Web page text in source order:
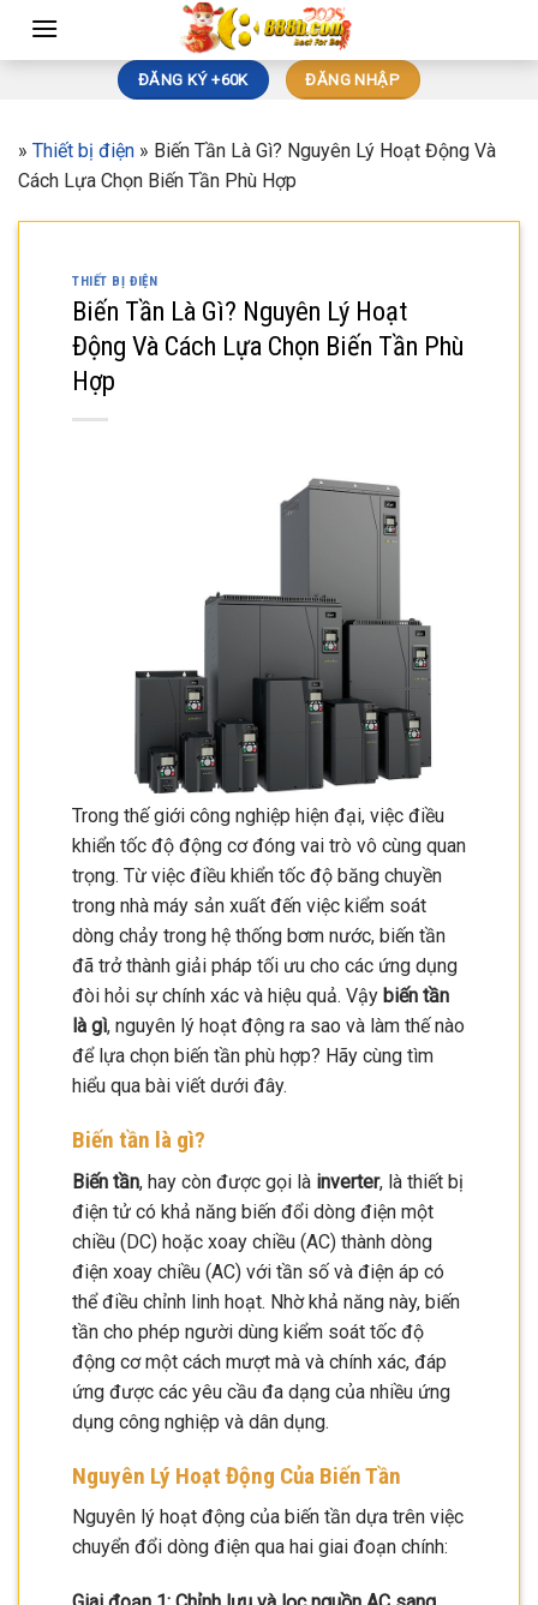
ĐĂNG KÝ +60K ĐĂNG NHẬP
» Thiết bị điện » Biến Tần Là Gì? Nguyên Lý Hoạt Động Và
Cách Lựa Chọn Biến Tần Phù Hợp
THIẾT BỊ ĐIỆN
Biến Tần Là Gì? Nguyên Lý Hoạt
Động Và Cách Lựa Chọn Biến Tần Phù
Hợp
Trong thế giới công nghiệp hiện đại, việc điều
khiển tốc độ động cơ đóng vai trò vô cùng quan
trọng. Từ việc điều khiển tốc độ băng chuyền
trong nhà máy sản xuất đến việc kiểm soát
dòng chảy trong hệ thống bơm nước, biến tần
đã trở thành giải pháp tối ưu cho các ứng dụng
đòi hỏi sự chính xác và hiệu quả. Vậy biến tần
là gì, nguyên lý hoạt động ra sao và làm thế nào
để lựa chọn biến tần phù hợp? Hãy cùng tìm
hiểu qua bài viết dưới đây.
Biến tần là gì?
Biến tần, hay còn được gọi là inverter, là thiết bị
điện tử có khả năng biến đổi dòng điện một
chiều (DC) hoặc xoay chiều (AC) thành dòng
điện xoay chiều (AC) với tần số và điện áp có
thể điều chỉnh linh hoạt. Nhờ khả năng này, biến
tần cho phép người dùng kiểm soát tốc độ
động cơ một cách mượt mà và chính xác, đáp
ứng được các yêu cầu đa dạng của nhiều ứng
dụng công nghiệp và dân dụng.
Nguyên Lý Hoạt Động Của Biến Tần
Nguyên lý hoạt động của biến tần dựa trên việc
chuyển đổi dòng điện qua hai giai đoạn chính: